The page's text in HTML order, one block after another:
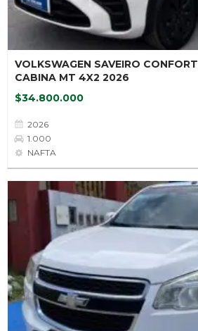
VOLKSWAGEN SAVEIRO
CABINA MT 4X2 2026
$34.800.000
2026
1.000
NAFTA